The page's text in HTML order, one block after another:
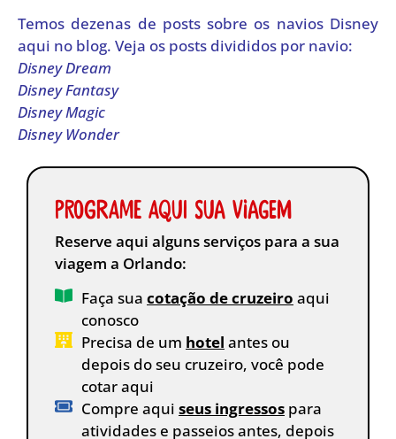
Temos dezenas de posts sobre os navios Disney
aqui no blog. Veja os posts divididos por navio:
Disney Dream
Disney Fantasy
Disney Magic
Disney Wonder
Programe aqui sua viagem
Reserve aqui alguns serviços para a sua
viagem a Orlando:
Faça sua cotação de cruzeiro aqui
conosco
Precisa de um hotel antes ou
depois do seu cruzeiro, você pode
cotar aqui
Compre aqui seus ingressos para
atividades e passeios antes, depois